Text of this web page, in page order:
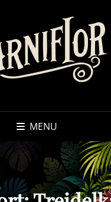
MENU